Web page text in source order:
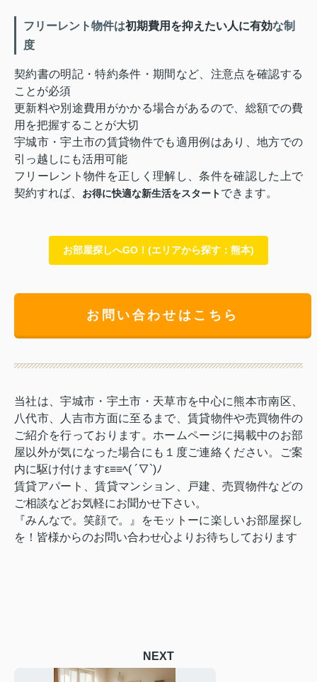
フリーレント物件は初期費用を抑えたい人に有効な制
度
契約書の明記・特約条件・期間など、注意点を確認する
ことが必須
更新料や別途費用がかかる場合があるので、総額での費
用を把握することが大切
宇城市・宇土市の賃貸物件でも適用例はあり、地方での
引っ越しにも活用可能
フリーレント物件を正しく理解し、条件を確認した上で
契約すれば、 お得に快適な新生活をスタートできます。
お部屋探しへGO！(エリアから探す：熊本)
お問い合わせはこちら
当社は、宇城市・宇土市・天草市を中心に熊本市南区、
八代市、人吉市方面に至るまで、賃貸物件や売買物件の
ご紹介を行っております。ホームページに掲載中のお部
屋以外が気になった場合にも１度ご連絡ください。ご案
内に駆け付けますε≡≡ﾍ( ´▽`)ﾉ
賃貸アパート、賃貸マンション、戸建、売買物件などの
ご相談などお気軽にお聞かせ下さい。
『みんなで。笑顔で。』をモットーに楽しいお部屋探し
を！皆様からのお問い合わせ心よりお待ちしております
NEXT